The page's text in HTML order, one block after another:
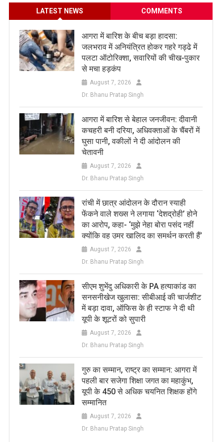
LATEST NEWS COMMENTS
आगरा में बारिश के बीच बड़ा हादसा:
जलभराव में अनियंत्रित होकर गहरे गड्ढे में
पलटा ऑटोरिक्शा, सवारियों की चीख-पुकार
से मचा हड़कंप
August 7, 2026
Dr. Bhanu Pratap Singh
आगरा में बारिश से बेहाल जनजीवन: दीवानी
कचहरी बनी दरिया, अधिवक्ताओं के चैंबरों में
घुसा पानी, वकीलों ने दी आंदोलन की
चेतावनी
August 7, 2026
Dr. Bhanu Pratap Singh
रांची में छात्र आंदोलन के दौरान स्याही
फेंकने वाले शख्स ने लगाया ‘देशद्रोही’ होने
का आरोप, कहा- ‘मुझे नेहा बोरा पसंद नहीं
क्योंकि वह उमर खालिद का समर्थन करती हैं’
August 7, 2026
Dr. Bhanu Pratap Singh
सीएम शुभेंदु अधिकारी के PA हत्याकांड का
सनसनीखेज खुलासा: सीबीआई की चार्जशीट
में बड़ा दावा, ऑफिस के ही स्टाफ ने दी थी
यूपी के शूटरों को सुपारी
August 7, 2026
Dr. Bhanu Pratap Singh
​गुरु का सम्मान, राष्ट्र का सम्मान: आगरा में
पहली बार सजेगा शिक्षा जगत का महाकुंभ,
यूपी के 450 से अधिक चयनित शिक्षक होंगे
सम्मानित
August 7, 2026
Dr. Bhanu Pratap Singh